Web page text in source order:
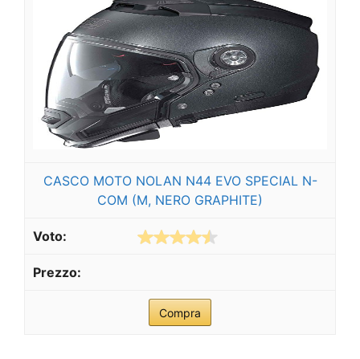
CASCO MOTO NOLAN N44 EVO SPECIAL N-
COM (M, NERO GRAPHITE)
Compra